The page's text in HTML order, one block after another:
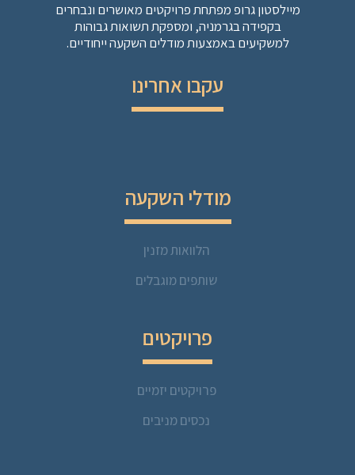
מיילסטון גרופ מפתחת פרויקטים מאושרים ונבחרים
בקפידה בגרמניה, ומספקת תשואות גבוהות
למשקיעים באמצעות מודלים השקעה ייחודיים.
עקבו אחרינו
מודלי השקעה
הלוואות מזנין
שותפים מוגבלים
פרויקטים
פרויקטים יזמיים
נכסים מניבים